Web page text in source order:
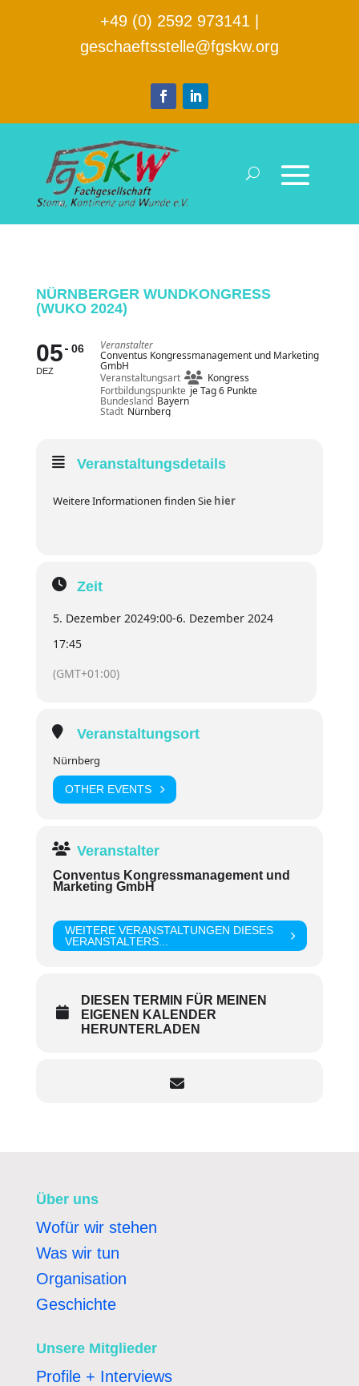
+49 (0) 2592 973141
geschaeftsstelle@fgskw.org
NÜRNBERGER WUNDKONGRESS
(WUKO 2024)
05
DEZ
06 Veranstalter
Conventus Kongressmanagement und Marketing
GmbH
Veranstaltungsart
Kongress
Fortbildungspunkte je Tag 6 Punkte
Bundesland Bayern
Stadt Nürnberg
Veranstaltungsdetails
Weitere Informationen finden Sie hier
Zeit
5. Dezember 20249:00-6. Dezember 2024
17:45
(GMT+01:00)
Veranstaltungsort
Nürnberg
OTHER EVENTS
Veranstalter
Conventus Kongressmanagement und
Marketing GmbH
WEITERE VERANSTALTUNGEN DIESES
VERANSTALTERS...
DIESEN TERMIN FÜR MEINEN
EIGENEN KALENDER
HERUNTERLADEN
Über uns
Wofür wir stehen
Was wir tun
Organisation
Geschichte
Unsere Mitglieder
Profile + Interviews